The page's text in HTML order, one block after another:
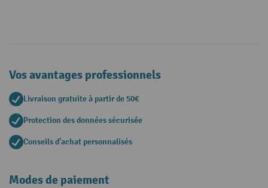
Vos avantages professionnels
Livraison gratuite à partir de 50€
Protection des données sécurisée
Conseils d'achat personnalisés
Modes de paiement